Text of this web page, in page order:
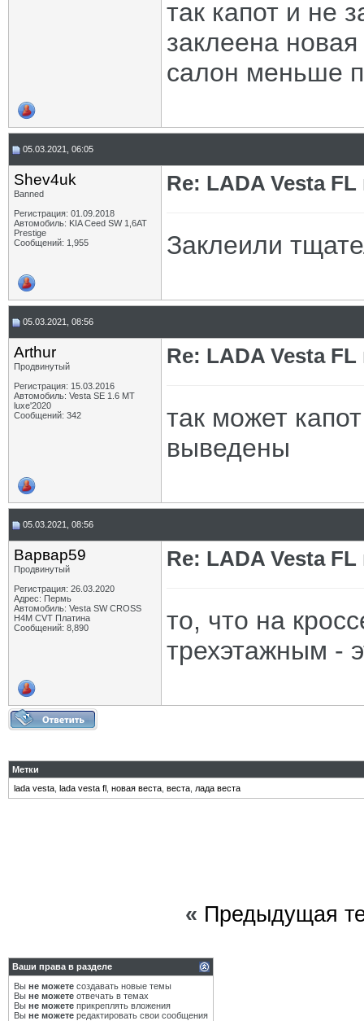
так капот и не
заклеена
салон меньше
05.03.2021, 06:05
Shev4uk
Banned
Регистрация: 01.09.2018
Автомобиль: KIA Ceed SW 1,6AT
Prestige
Сообщений: 1,955
Re: LADA Vesta
Заклеили
05.03.2021, 08:56
Arthur
Продвинутый
Регистрация: 15.03.2016
Автомобиль: Vesta SE 1.6 MT
luxe'2020
Сообщений: 342
Re: LADA Vesta
так может
выведены
05.03.2021, 08:56
Варвар59
Продвинутый
Регистрация: 26.03.2020
Адрес: Пермь
Автомобиль: Vesta SW CROSS
H4M CVT Платина
Сообщений: 8,890
Re: LADA Vesta
то, что на
трехэтажным -
Метки
lada vesta lada vesta fl новая веста веста лада веста
« Предыдущая
Ваши права в разделе
Вы не можете создавать новые темы
Вы не можете отвечать в темах
Вы не можете прикреплять вложения
Вы не можете редактировать свои сообщения